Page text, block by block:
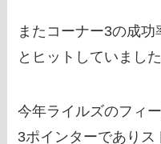
またコーナー3の成
とヒットしていました
今年ライルズのフィ
3ポインターでありス